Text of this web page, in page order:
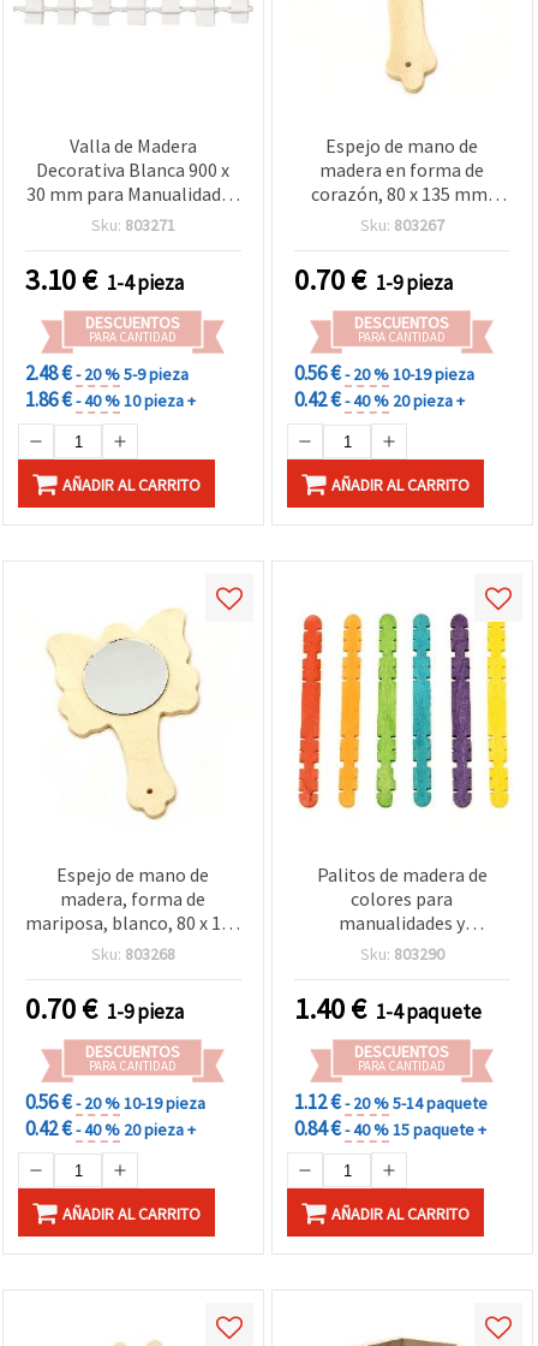
Valla de Madera
Decorativa Blanca 900 x
30 mm para Manualidades
DIY
Sku: 803271
3.10€ 1-4 pieza
DESCUENTOS
PARA CANTIDAD
2.48 €- 20 %5-9 pieza
1.86 €- 40 %10 pieza +
AÑADIR AL CARRITO
Espejo de mano de
madera en forma de
corazón, 80 x 135 mm,
blanco, para
Sku: 803267
0.70€ 1-9 pieza
DESCUENTOS
PARA CANTIDAD
0.56 €- 20 %10-19 pieza
0.42 €- 40 % 20 pieza +
AÑADIR AL CARRITO
Espejo de mano de
madera, forma de
mariposa, blanco, 80 x 135
mm para manualidades
Sku: 803268
0.70€ 1-9 pieza
DESCUENTOS
PARA CANTIDAD
0.56 €- 20 %10-19 pieza
0.42 €- 40 % 20 pieza +
AÑADIR AL CARRITO
Palitos de madera de
colores para
manualidades y
decoración, 10 x 115 mm,
Sku: 803290
1.40€ 1-4 paquete
DESCUENTOS
PARA CANTIDAD
1.12 €- 20 %5-14 paquete
0.84 €- 40 %15 paquete +
AÑADIR AL CARRITO